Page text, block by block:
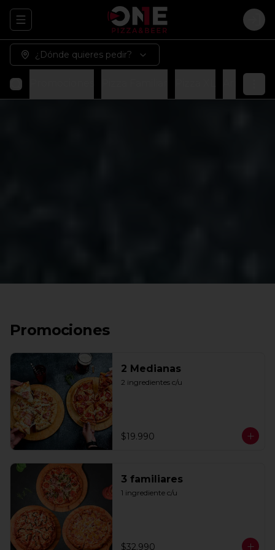
Abrir menu de navegación
¿Dónde quieres pedir?
Promociones
2 Medianas
2 ingredientes c/u
$19.990
3 familiares
1 ingrediente c/u
$32.990